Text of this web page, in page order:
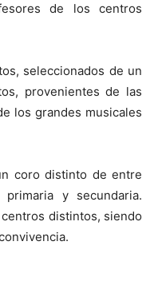
de los centros
seleccionados de un
provenientes de las
los grandes musicales
coro distinto de entre
y secundaria.
distintos, siendo